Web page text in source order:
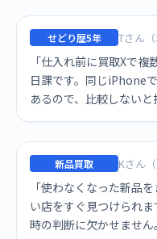
せどり歴5年 Tさん
「仕入れ前に買取Xで
日課です。同じiPhone
あるので、比較しないと
新品買取 Kさん（
「使わなくなった新品
い店をすぐ見つけられ
時の判断に欠かせません